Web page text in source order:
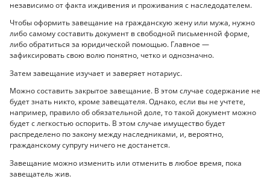
независимо от факта иждивения и проживания с наследодателем.
Чтобы оформить завещание на гражданскую жену или мужа, нужно
либо самому составить документ в свободной письменной форме,
либо обратиться за юридической помощью. Главное —
зафиксировать свою волю понятно, четко и однозначно.
Затем завещание изучает и заверяет нотариус.
Можно составить закрытое завещание. В этом случае содержание не
будет знать никто, кроме завещателя. Однако, если вы не учтете,
например, правило об обязательной доле, то такой документ можно
будет с легкостью оспорить. В этом случае имущество будет
распределено по закону между наследниками, и, вероятно,
гражданскому супругу ничего не достанется.
Завещание можно изменить или отменить в любое время, пока
завещатель жив.